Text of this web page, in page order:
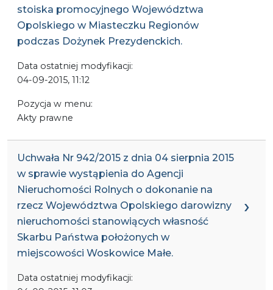
stoiska promocyjnego Województwa
Opolskiego w Miasteczku Regionów
podczas Dożynek Prezydenckich.
Data ostatniej modyfikacji:
04-09-2015, 11:12
Pozycja w menu:
Akty prawne
Uchwała Nr 942/2015 z dnia 04 sierpnia 2015
w sprawie wystąpienia do Agencji
Nieruchomości Rolnych o dokonanie na
rzecz Województwa Opolskiego darowizny
nieruchomości stanowiących własność
Skarbu Państwa położonych w
miejscowości Woskowice Małe.
Data ostatniej modyfikacji: